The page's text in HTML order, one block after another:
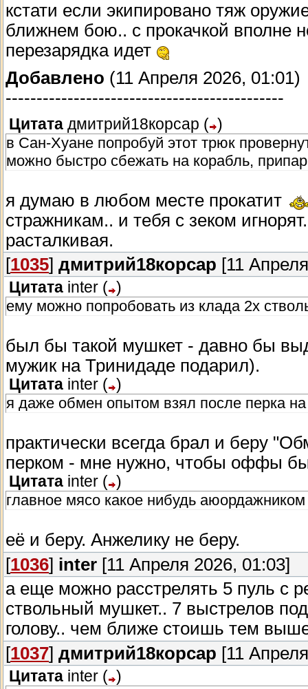
кстати если экипировано тяж
ближнем бою.. с прокачкой вполне
перезарядка идет
Добавлено (11 Апреля 2026, 01:01)
---------------------------------------------
Цитата дмитрий18корсар ( )
в Сан-Хуане попробуй этот трюк
можно быстро сбежать на корабль,
я думаю в любом месте прокатит
стражникам.. и тебя с зеком
расталкивая.
[1035] дмитрий18корсар [11
Цитата inter ( )
ему можно попробовать из клада 2х
был бы такой мушкет - давно бы
мужик на Тринидаде подарил).
Цитата inter ( )
я даже обмен опытом взял после перка
практически всегда брал и беру
перком - мне нужно, чтобы оффы
Цитата inter ( )
главное мясо какое нибудь
её и беру. Анжелику не беру.
[1036] inter [11 Апреля 2026, 01:03]
а еще можно расстрелять 5 пуль с
ствольный мушкет.. 7 выстрелов
голову.. чем ближе стоишь тем
[1037] дмитрий18корсар [11
Цитата inter ( )